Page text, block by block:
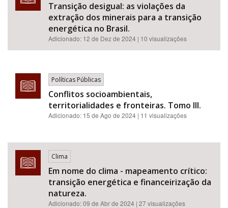
Transição desigual: as violações da
extração dos minerais para a transição
energética no Brasil.
Adicionado: 12 de Dez de 2024 | 10 visualizações
Políticas Públicas
Conflitos socioambientais,
territorialidades e fronteiras. Tomo III.
Adicionado: 15 de Ago de 2024 | 11 visualizações
Clima
Em nome do clima - mapeamento crítico:
transição energética e financeirização da
natureza.
Adicionado:09 de Abr de 2024 | 27 visualizações